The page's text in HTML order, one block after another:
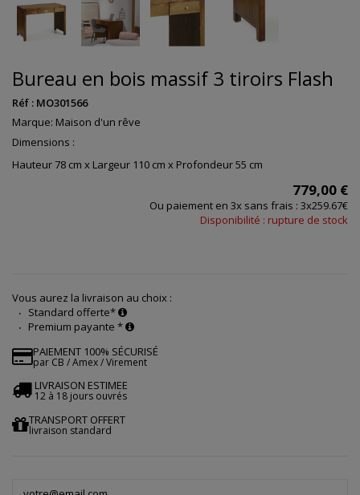
Bureau en bois massif 3 tiroirs Flash
Réf : MO301566
Marque: Maison d'un rêve
Dimensions :
Hauteur 78 cm x Largeur 110 cm x Profondeur 55 cm
779,00 €
Ou paiement en 3x sans frais : 3x259.67€
Disponibilité : rupture de stock
Vous aurez la livraison au choix :
Standard offerte*
Premium payante *
PAIEMENT 100% SÉCURISÉ
par CB / Amex / Virement
LIVRAISON ESTIMEE
12 à 18 jours ouvrés
TRANSPORT OFFERT
livraison standard